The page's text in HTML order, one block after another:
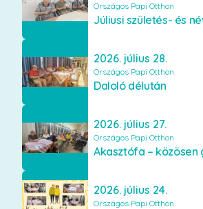
Országos Papi Otthon
2026. július 28.
Országos Papi Otthon
Daloló délután
2026. július 27.
Országos Papi Otthon
2026. július 24.
Országos Papi Otthon